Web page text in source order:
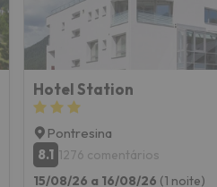
Hotel Station
Pontresina
8.1 1276 comentários
15/08/26 a 16/08/26 (1 noite)